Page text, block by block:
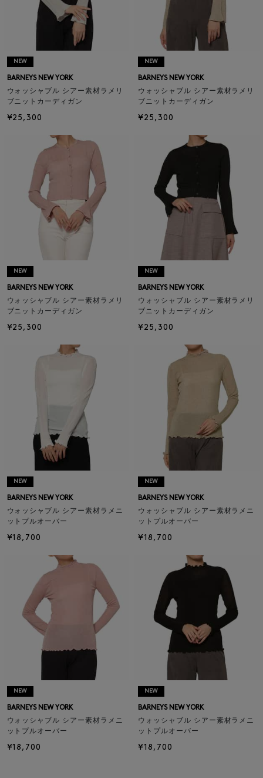
NEW
BARNEYS NEW YORK
ウォッシャブル シアー素材ラメリ
ブニットカーディガン
¥25,300
NEW
BARNEYS NEW YORK
ウォッシャブル シアー素材ラメリ
ブニットカーディガン
¥25,300
NEW
BARNEYS NEW YORK
ウォッシャブル シアー素材ラメリ
ブニットカーディガン
¥25,300
NEW
BARNEYS NEW YORK
ウォッシャブル シアー素材ラメリ
ブニットカーディガン
¥25,300
NEW
BARNEYS NEW YORK
ウォッシャブル シアー素材ラメニ
ットプルオーバー
¥18,700
NEW
BARNEYS NEW YORK
ウォッシャブル シアー素材ラメニ
ットプルオーバー
¥18,700
NEW
BARNEYS NEW YORK
ウォッシャブル シアー素材ラメニ
ットプルオーバー
¥18,700
NEW
BARNEYS NEW YORK
ウォッシャブル シアー素材ラメニ
ットプルオーバー
¥18,700